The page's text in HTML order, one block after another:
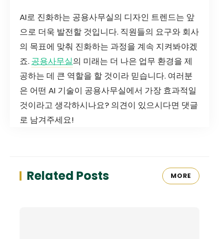
AI로 진화하는 공용사무실의 디자인 트렌드는 앞
으로 더욱 발전할 것입니다. 직원들의 요구와 회사
의 목표에 맞춰 진화하는 과정을 계속 지켜봐야겠
죠. 공용사무실의 미래는 더 나은 업무 환경을 제
공하는 데 큰 역할을 할 것이라 믿습니다. 여러분
은 어떤 AI 기술이 공용사무실에서 가장 효과적일
것이라고 생각하시나요? 의견이 있으시다면 댓글
로 남겨주세요!
Related Posts MORE